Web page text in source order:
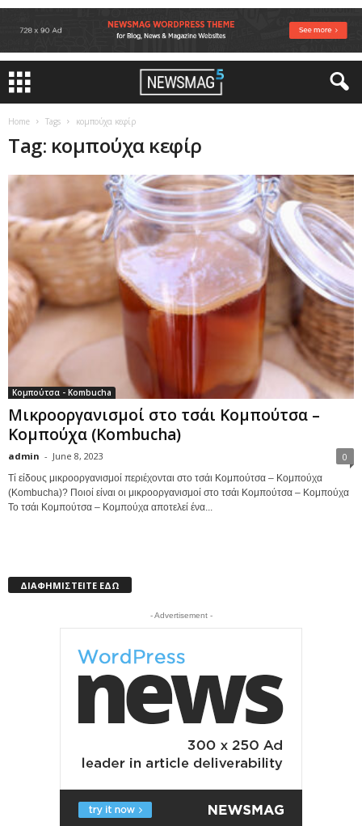
Home Tags κομπούχα κεφίρ
Tag: κομπούχα κεφίρ
Κομπούτσα - Kombucha
Μικροοργανισμοί στο τσάι Κομπούτσα –
Κομπούχα (Kombucha)
admin - June 8, 2023 0
Τί είδους μικροοργανισμοί περιέχονται στο τσάι Κομπούτσα – Κομπούχα
(Kombucha)? Ποιοί είναι οι μικροοργανισμοί στο τσάι Κομπούτσα – Κομπούχα
Το τσάι Κομπούτσα – Κομπούχα αποτελεί ένα...
ΔΙΑΦΗΜΙΣΤΕΙΤΕ ΕΔΩ
- Advertisement -